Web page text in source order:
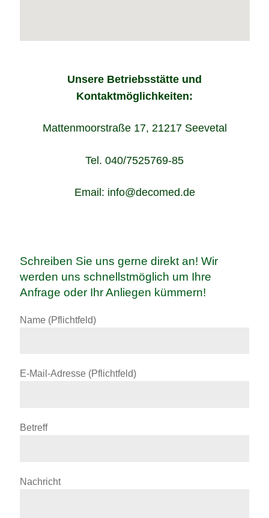
Unsere Betriebsstätte und
Kontaktmöglichkeiten:
Mattenmoorstraße 17, 21217 Seevetal
Tel. 040/7525769-85
Email: info@decomed.de
Schreiben Sie uns gerne direkt an! Wir
werden uns schnellstmöglich um Ihre
Anfrage oder Ihr Anliegen kümmern!
Name (Pflichtfeld)
E-Mail-Adresse (Pflichtfeld)
Betreff
Nachricht